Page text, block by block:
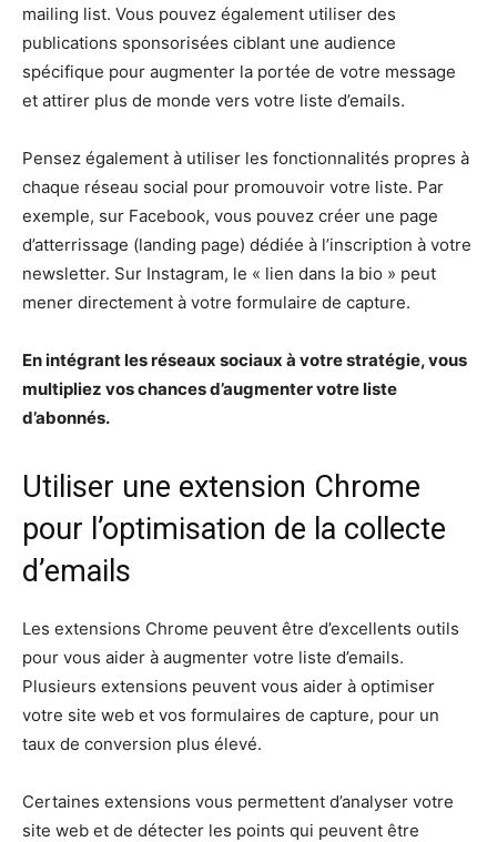
mailing list. Vous pouvez également utiliser des
publications sponsorisées ciblant une audience
spécifique pour augmenter la portée de votre message
et attirer plus de monde vers votre liste d’emails.
Pensez également à utiliser les fonctionnalités propres à
chaque réseau social pour promouvoir votre liste. Par
exemple, sur Facebook, vous pouvez créer une page
d’atterrissage (landing page) dédiée à l’inscription à votre
newsletter. Sur Instagram, le « lien dans la bio » peut
mener directement à votre formulaire de capture.
En intégrant les réseaux sociaux à votre stratégie, vous
multipliez vos chances d’augmenter votre liste
d’abonnés.
Utiliser une extension Chrome
pour l’optimisation de la collecte
d’emails
Les extensions Chrome peuvent être d’excellents outils
pour vous aider à augmenter votre liste d’emails.
Plusieurs extensions peuvent vous aider à optimiser
votre site web et vos formulaires de capture, pour un
taux de conversion plus élevé.
Certaines extensions vous permettent d’analyser votre
site web et de détecter les points qui peuvent être